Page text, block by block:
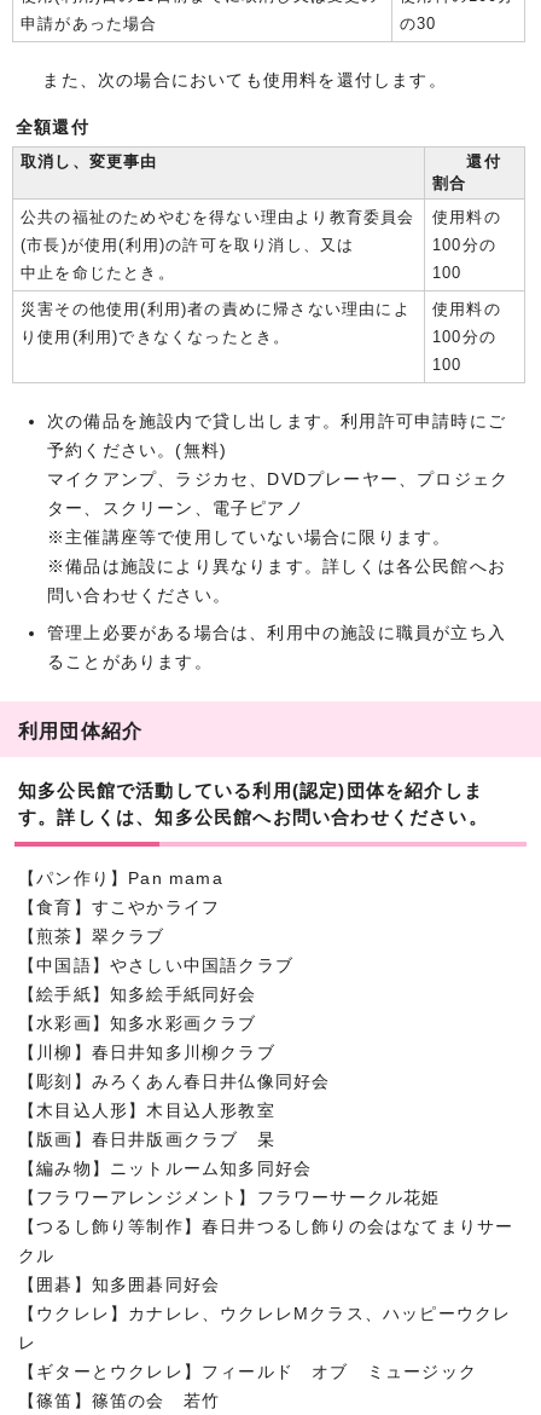
申請があった場合
の30
また、次の場合においても使用料を還付します。
全額還付
取消し、変更事由
還付
割合
公共の福祉のためやむを得ない理由より教育委員会
(市長)が使用(利用)の許可を取り消し、又は
中止を命じたとき。
使用料の
100分の
100
災害その他使用(利用)者の責めに帰さない理由によ
り使用(利用)できなくなったとき。
使用料の
100分の
100
次の備品を施設内で貸し出します。利用許可申請時にご
予約ください。(無料)
マイクアンプ、ラジカセ、DVDプレーヤー、プロジェク
ター、スクリーン、電子ピアノ
※主催講座等で使用していない場合に限ります。
※備品は施設により異なります。詳しくは各公民館へお
問い合わせください。
管理上必要がある場合は、利用中の施設に職員が立ち入
ることがあります。
利用団体紹介
知多公民館で活動している利用(認定)団体を紹介しま
す。詳しくは、知多公民館へお問い合わせください。
【パン作り】Pan mama
【食育】すこやかライフ
【煎茶】翠クラブ
【中国語】やさしい中国語クラブ
【絵手紙】知多絵手紙同好会
【水彩画】知多水彩画クラブ
【川柳】春日井知多川柳クラブ
【彫刻】みろくあん春日井仏像同好会
【木目込人形】木目込人形教室
【版画】春日井版画クラブ 杲
【編み物】ニットルーム知多同好会
【フラワーアレンジメント】フラワーサークル花姫
【つるし飾り等制作】春日井つるし飾りの会はなてまりサー
クル
【囲碁】知多囲碁同好会
【ウクレレ】カナレレ、ウクレレMクラス、ハッピーウクレ
レ
【ギターとウクレレ】フィールド オブ ミュージック
【篠笛】篠笛の会 若竹